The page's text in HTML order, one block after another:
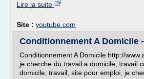
Lire la suite
Site : youtube.com
Conditionnement A Domicile
Conditionnement A Domicile http://
je cherche du travail a domicile, travail
domicile, travail, site pour emploi, je